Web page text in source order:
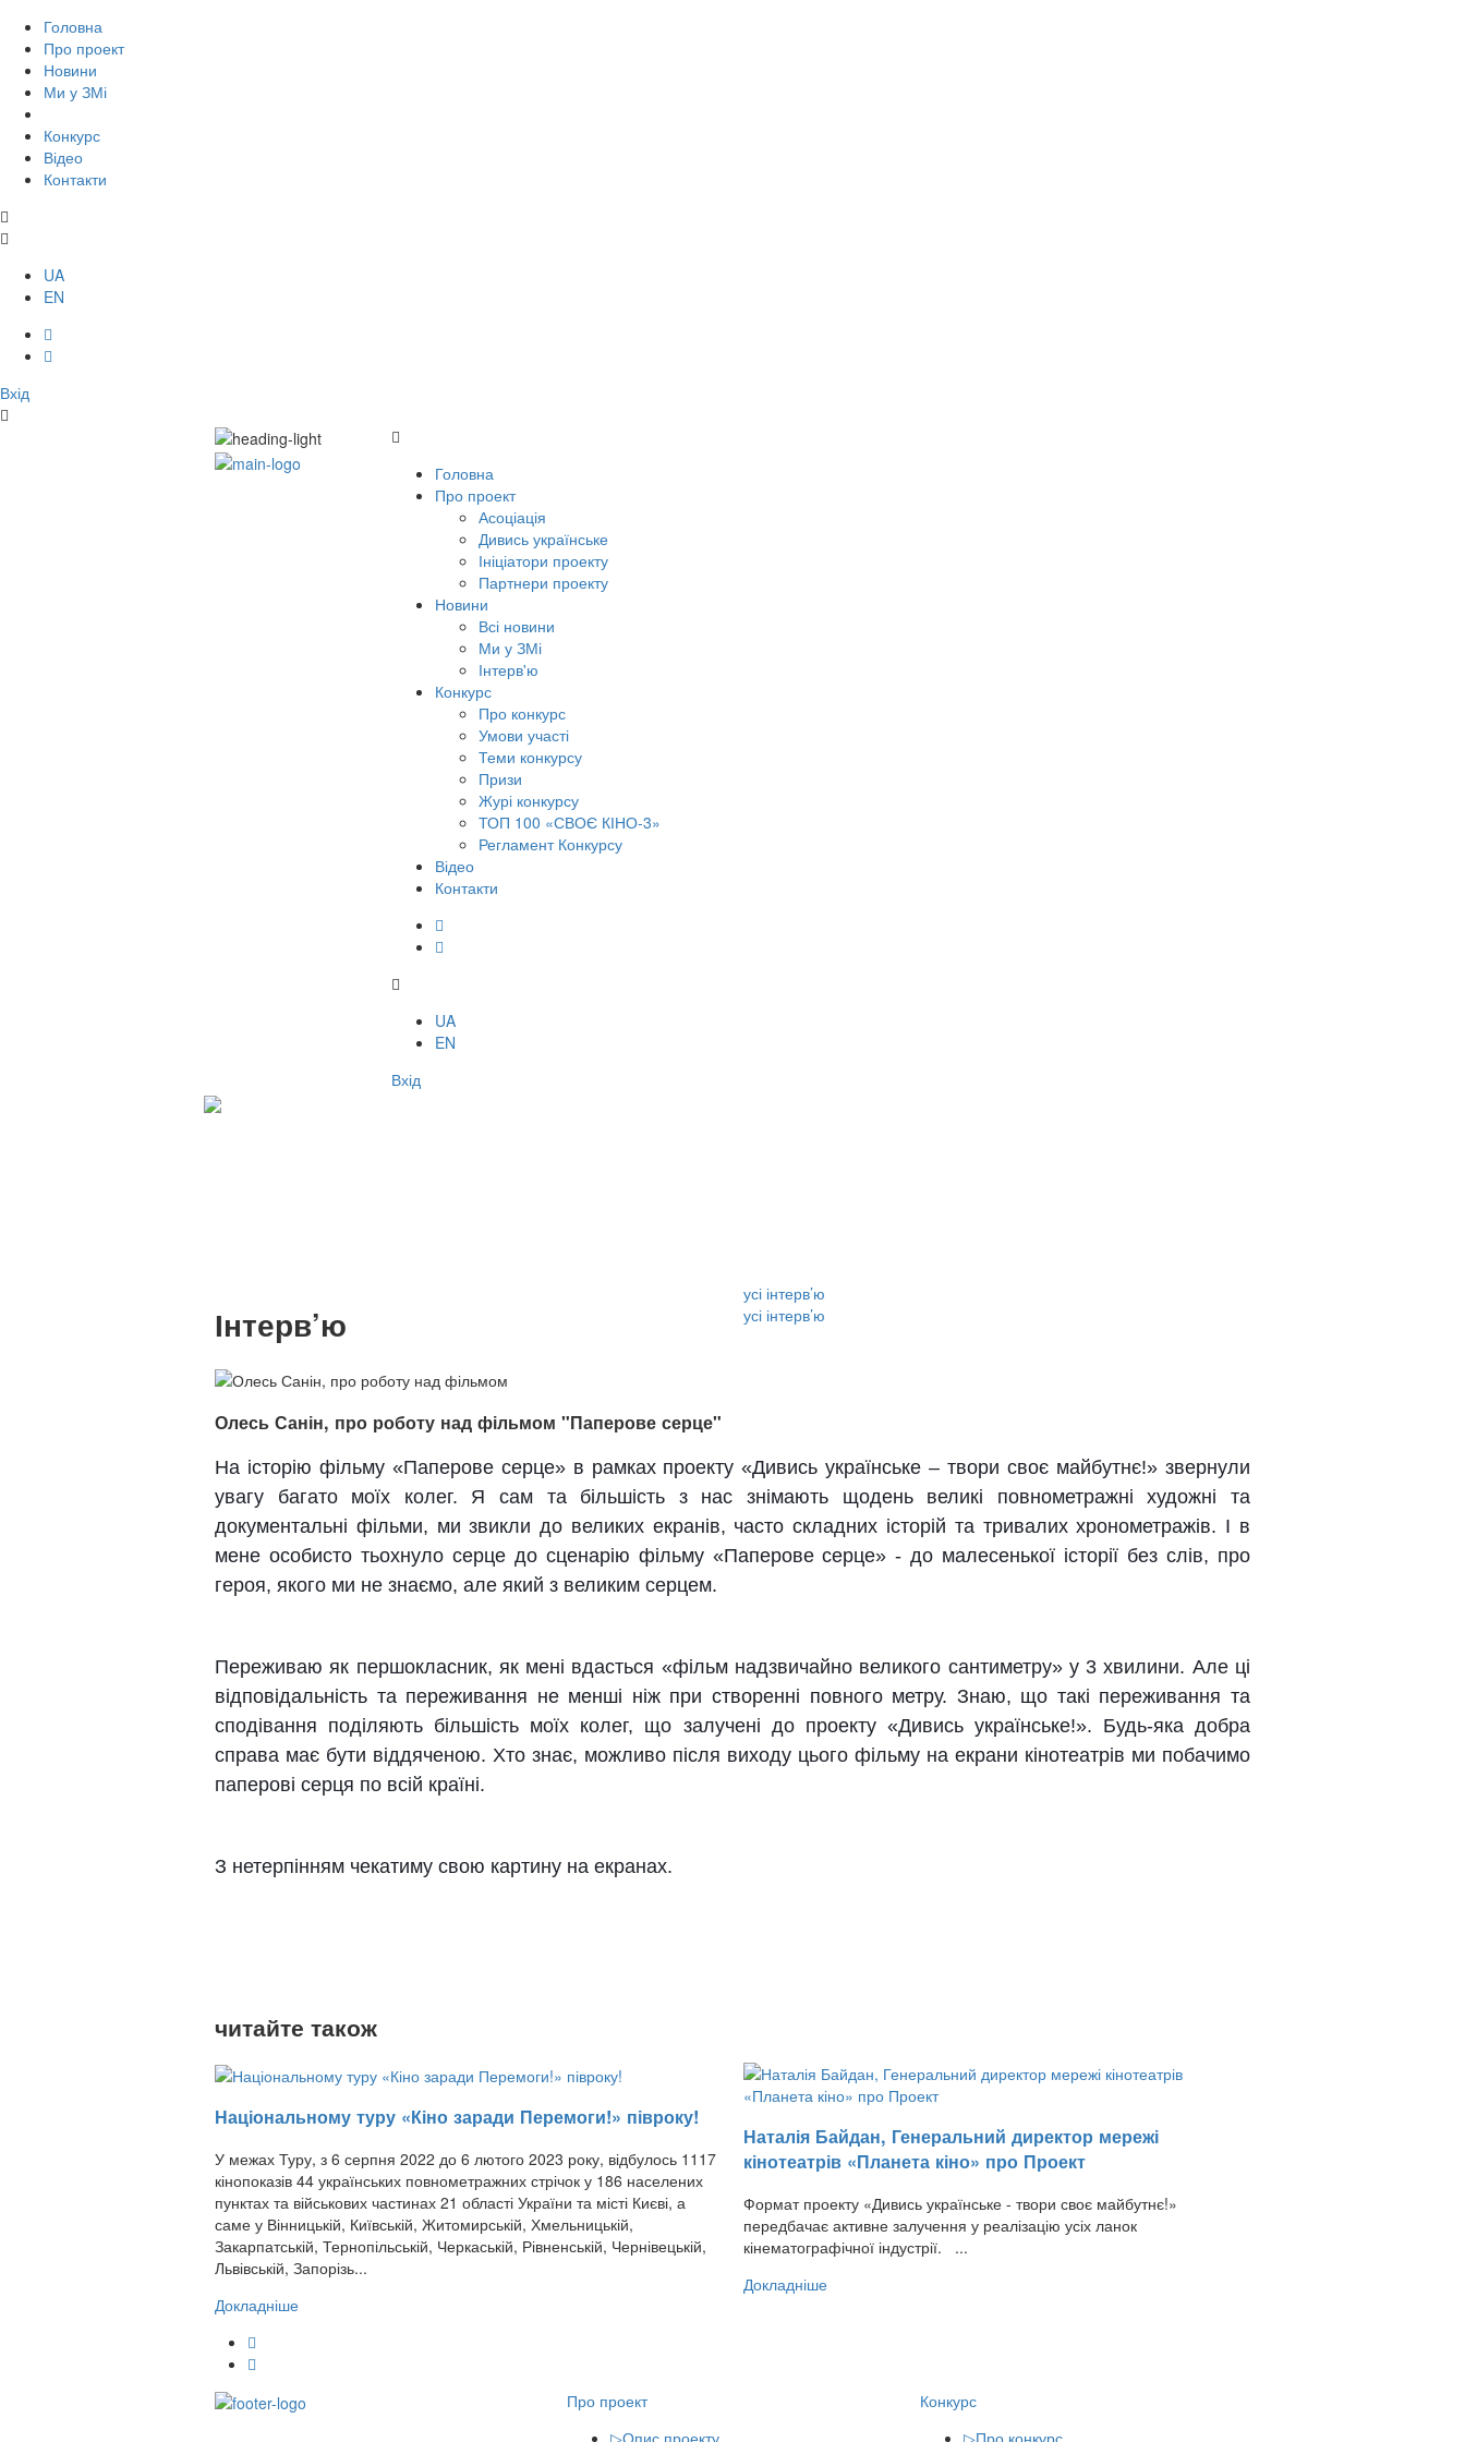
Головна
Про проект
Новини
Ми у ЗМі
Конкурс
Відео
Контакти
UA
EN
Вхід
Головна
Про проект
Асоціація
Дивись українське
Ініціатори проекту
Партнери проекту
Новини
Всі новини
Ми у ЗМі
Інтерв'ю
Конкурс
Про конкурс
Умови участі
Теми конкурсу
Призи
Журі конкурсу
ТОП 100 «СВОЄ КІНО-3»
Регламент Конкурсу
Відео
Контакти
UA
EN
Вхід
Інтерв’ю
усі інтерв’ю
усі інтерв’ю
Олесь Санін, про роботу над фільмом "Паперове серце"
На історію фільму «Паперове серце» в рамках проекту «Дивись українське – твори своє майбутнє!» звернули
увагу багато моїх колег. Я сам та більшість з нас знімають щодень великі повнометражні художні та
документальні фільми, ми звикли до великих екранів, часто складних історій та тривалих хронометражів. І в
мене особисто тьохнуло серце до сценарію фільму «Паперове серце» - до малесенької історії без слів, про
героя, якого ми не знаємо, але який з великим серцем.
Переживаю як першокласник, як мені вдасться «фільм надзвичайно великого сантиметру» у 3 хвилини. Але ці
відповідальність та переживання не менші ніж при створенні повного метру. Знаю, що такі переживання та
сподівання поділяють більшість моїх колег, що залучені до проекту «Дивись українське!». Будь-яка добра
справа має бути віддяченою. Хто знає, можливо після виходу цього фільму на екрани кінотеатрів ми побачимо
паперові серця по всій країні.
З нетерпінням чекатиму свою картину на екранах.
читайте також
Національному туру «Кіно заради Перемоги!» півроку!
У межах Туру, з 6 серпня 2022 до 6 лютого 2023 року, відбулось 1117
кінопоказів 44 українських повнометражних стрічок у 186 населених
пунктах та військових частинах 21 області України та місті Києві, а
саме у Вінницькій, Київській, Житомирській, Хмельницькій,
Закарпатській, Тернопільській, Черкаській, Рівненській, Чернівецькій,
Львівській, Запорізь...
Докладніше
Наталія Байдан, Генеральний директор мережі
кінотеатрів «Планета кіно» про Проект
Формат проекту «Дивись українське - твори своє майбутнє!»
передбачає активне залучення у реалізацію усіх ланок
кінематографічної індустрії. ...
Докладніше
Про проект
▷Опис проекту
Конкурс
▷Про конкурс